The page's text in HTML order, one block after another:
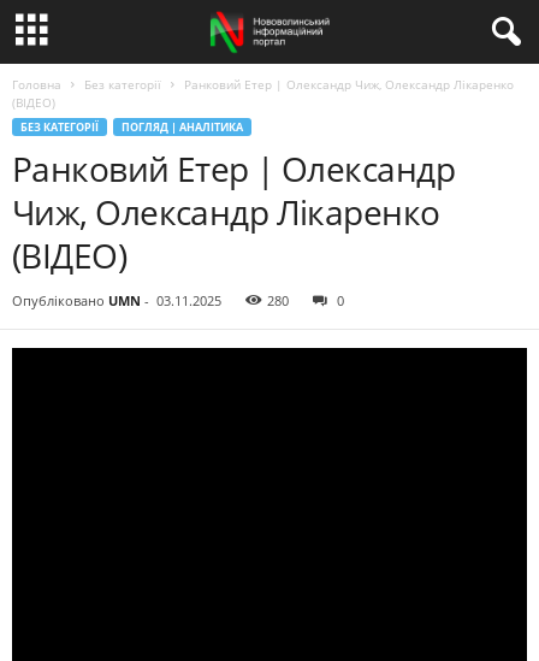
Головна Без категорії
Ранковий Етер | Олександр Чиж, Олександр Лікаренко
(ВІДЕО)
БЕЗ КАТЕГОРІЇ ПОГЛЯД | АНАЛІТИКА
Ранковий Етер | Олександр
Чиж, Олександр Лікаренко
(ВІДЕО)
Опубліковано UMN - 03.11.2025 280 0